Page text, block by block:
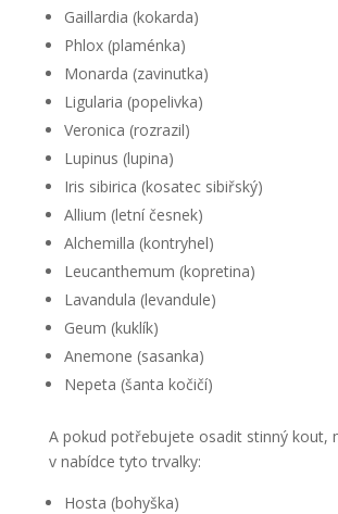
Gaillardia (kokarda)
Phlox (plaménka)
Monarda (zavinutka)
Ligularia (popelivka)
Veronica (rozrazil)
Lupinus (lupina)
Iris sibirica (kosatec sibiřský)
Allium (letní česnek)
Alchemilla (kontryhel)
Leucanthemum (kopretina)
Lavandula (levandule)
Geum (kuklík)
Anemone (sasanka)
Nepeta (šanta kočičí)
A pokud potřebujete osadit stinný kout,
v nabídce tyto trvalky:
Hosta (bohyška)